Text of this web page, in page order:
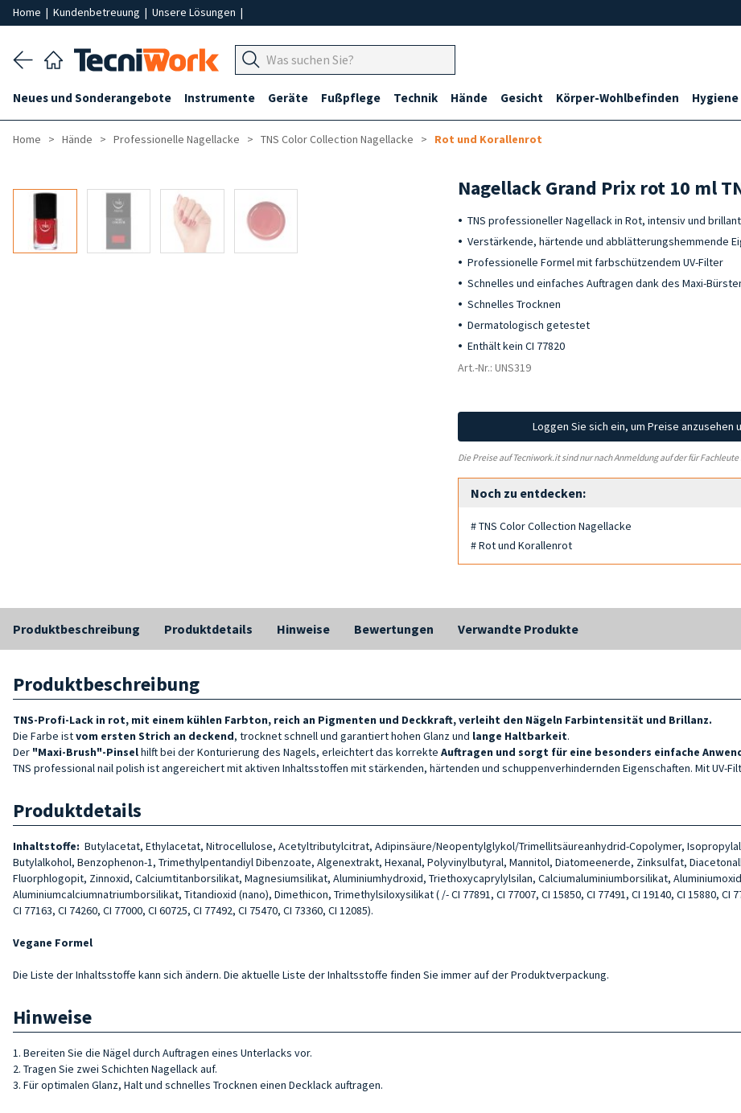
Home | Kundenbetreuung | Unsere Lösungen |
Neues und Sonderangebote Instrumente Geräte Fußpflege Technik Hände Gesicht Körper-Wohlbefinden Hygiene
Home Hände Professionelle Nagellacke TNS Color Collection Nagellacke Rot und Korallenrot
Nagellack Grand Prix rot 10 ml
TNS professioneller Nagellack in Rot, intensiv und
Verstärkende, härtende und abblätterungshemmende
Professionelle Formel mit farbschützendem UV-Filter
Schnelles und einfaches Auftragen dank des Maxi-
Schnelles Trocknen
Dermatologisch getestet
Enthält kein CI 77820
Art.-Nr.: UNS319
Loggen Sie sich ein, um Preise anzusehen
Die Preise auf Tecniwork.it sind nur nach Anmeldung auf der für
Noch zu entdecken:
# TNS Color Collection Nagellacke
# Rot und Korallenrot
Produktbeschreibung Produktdetails Hinweise Bewertungen Verwandte Produkte
Produktbeschreibung
TNS-Profi-Lack in rot, mit einem kühlen Farbton, reich an Pigmenten und Deckkraft, verleiht den Nägeln Farbintensität und Brillanz.
Die Farbe istvom ersten Strich an deckend, trocknet schnell und garantiert hohen Glanz und lange Haltbarkeit.
Der "Maxi-Brush"-Pinselhilft bei der Konturierung des Nagels, erleichtert das korrekte Auftragen und sorgt für eine besonders einfache
TNS professional nail polish ist angereichert mit aktiven Inhaltsstoffen mit stärkenden, härtenden und schuppenverhindernden Eigenschaften. Mit UV-
Produktdetails
Inhaltstoffe: Butylacetat, Ethylacetat, Nitrocellulose, Acetyltributylcitrat, Adipinsäure/Neopentylglykol/Trimellitsäureanhydrid-Copolymer,
Butylalkohol, Benzophenon-1, Trimethylpentandiyl Dibenzoate, Algenextrakt, Hexanal, Polyvinylbutyral, Mannitol, Diatomeenerde, Zinksulfat,
Fluorphlogopit, Zinnoxid, Calciumtitanborsilikat, Magnesiumsilikat, Aluminiumhydroxid, Triethoxycaprylylsilan, Calciumaluminiumborsilikat,
Aluminiumcalciumnatriumborsilikat, Titandioxid (nano), Dimethicon, Trimethylsiloxysilikat ( /- CI 77891, CI 77007, CI 15850, CI 77491, CI 19140, CI 15880, CI
CI 77163, CI 74260, CI 77000, CI 60725, CI 77492, CI 75470, CI 73360, CI 12085).
Vegane Formel
Die Liste der Inhaltsstoffe kann sich ändern. Die aktuelle Liste der Inhaltsstoffe finden Sie immer auf der Produktverpackung.
Hinweise
1. Bereiten Sie die Nägel durch Auftragen eines Unterlacks vor.
2. Tragen Sie zwei Schichten Nagellack auf.
3. Für optimalen Glanz, Halt und schnelles Trocknen einen Decklack auftragen.